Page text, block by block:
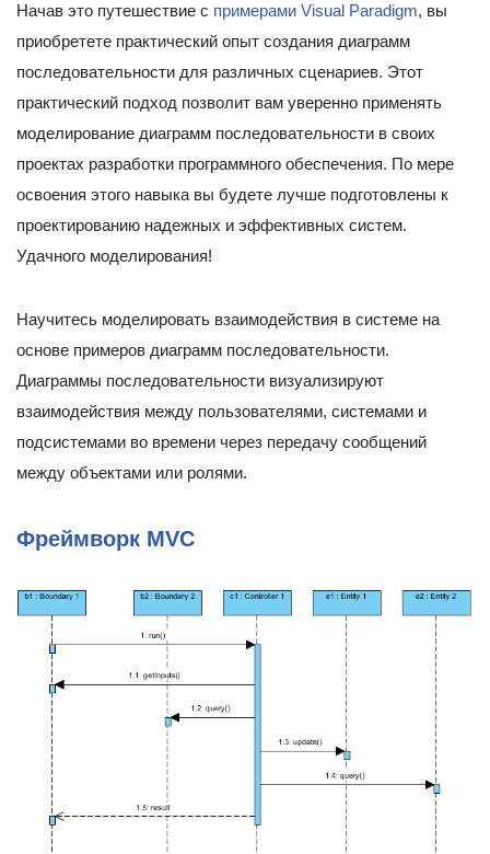
Начав это путешествие с примерами Visual Paradigm, вы
приобретете практический опыт создания диаграмм
последовательности для различных сценариев. Этот
практический подход позволит вам уверенно применять
моделирование диаграмм последовательности в своих
проектах разработки программного обеспечения. По мере
освоения этого навыка вы будете лучше подготовлены к
проектированию надежных и эффективных систем.
Удачного моделирования!
Научитесь моделировать взаимодействия в системе на
основе примеров диаграмм последовательности.
Диаграммы последовательности визуализируют
взаимодействия между пользователями, системами и
подсистемами во времени через передачу сообщений
между объектами или ролями.
Фреймворк MVC